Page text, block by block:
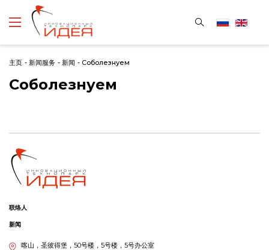
主页 - 新闻服务 - 新闻 - Cоболезнуем
Cоболезнуем
联络人
新闻
喀山，圣彼得堡，50号楼，5号楼，5号办公室